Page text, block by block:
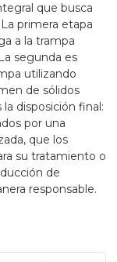
que busca
primera etapa
a la trampa
segunda es
utilizando
de sólidos
disposición final:
por una
que los
su tratamiento o
de
responsable.